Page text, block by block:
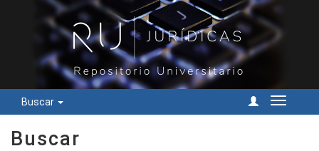
Buscar
Cambiar
Buscar